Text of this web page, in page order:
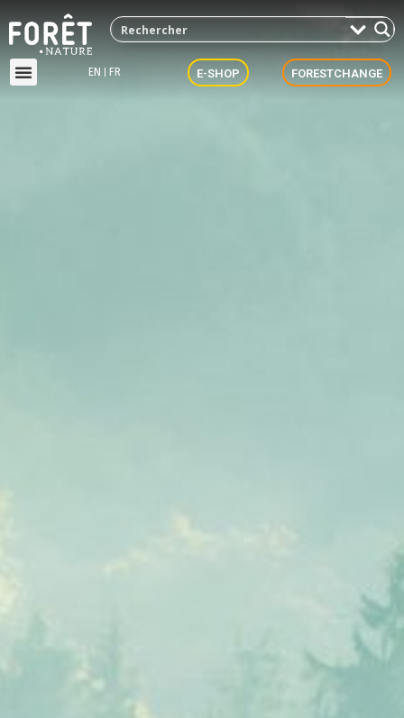
EN FR E-SHOP FORESTCHANGE